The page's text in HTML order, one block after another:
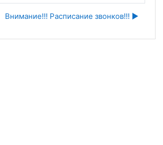
Внимание!!! Расписание звонков!!! ▶︎